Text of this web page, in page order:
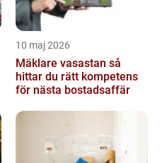
10 maj 2026
Mäklare vasastan så
hittar du rätt kompetens
för nästa bostadsaffär